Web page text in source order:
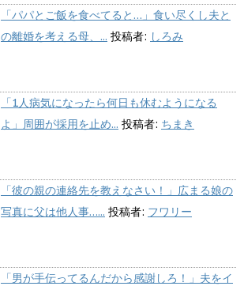
「パパとご飯を食べてると…」食い尽くし夫と
の離婚を考える母、... 投稿者: しろみ
「1人病気になったら何日も休むようになる
よ」周囲が採用を止め... 投稿者: ちまき
「彼の親の連絡先を教えなさい！」広まる娘の
写真に父は他人事…... 投稿者: フワリー
「男が手伝ってるんだから感謝しろ！」夫をイ